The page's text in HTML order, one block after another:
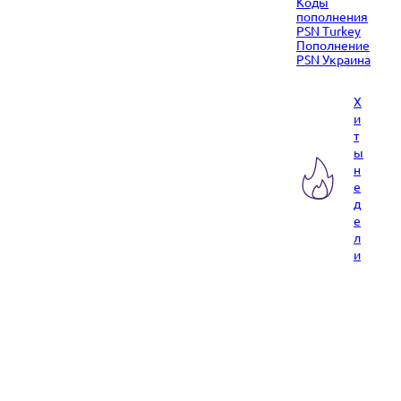
пополнения
PSN Turkey
Пополнение
PSN Украина
Х
и
т
ы
н
е
д
е
л
и